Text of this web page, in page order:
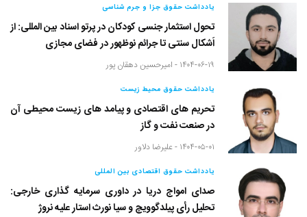
یادداشت حقوق جزا و جرم شناسی
تحول استثمار جنسی کودکان در پرتو اسناد بین المللی: از
اَشکال سنتی تا جرائم نوظهور در فضای مجازی
۱۴۰۴-۰۶-۱۹ - امیرحسین دهقان پور
یادداشت حقوق محیط زیست
تحریم های اقتصادی و پیامد های زیست محیطی آن
در صنعت نفت و گاز
۱۴۰۴-۰۵-۰۱ - علیرضا دلاور
یادداشت حقوق اقتصادی بین المللی
صدای امواج دریا در داوری سرمایه گذاری خارجی:
تحلیل رأی پیلدگوویچ و سیا نورث استار علیه نروژ